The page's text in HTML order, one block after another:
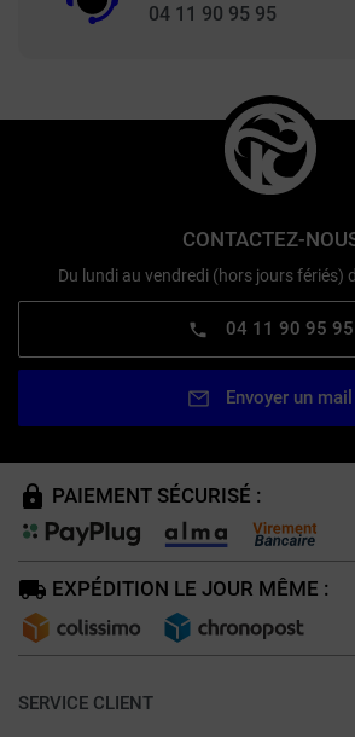
04 11 90 95 95
CONTACTEZ-
Du lundi au vendredi (hors jours fériés)
04 11 90 95 95
Envoyer un mail
PAIEMENT SÉCURISÉ :
EXPÉDITION LE JOUR MÊME :
SERVICE CLIENT